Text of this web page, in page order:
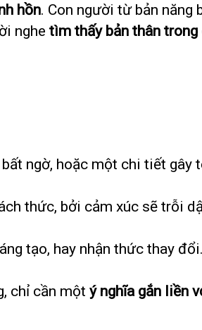
hồn. Con người từ bản năng
nghe tìm thấy bản thân trong
ngờ, hoặc một chi tiết gây
thức, bởi cảm xúc sẽ trỗi
tạo, hay nhận thức thay đổi.
chỉ cần một ý nghĩa gắn liền